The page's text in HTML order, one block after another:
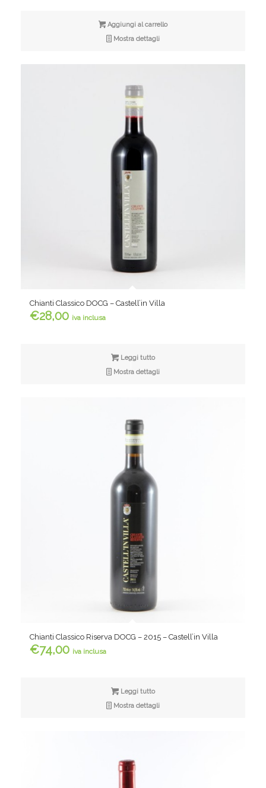
Aggiungi al carrello
Mostra dettagli
Chianti Classico DOCG – Castell’in Villa
€28,00 iva inclusa
Leggi tutto
Mostra dettagli
Chianti Classico Riserva DOCG – 2015 – Castell’in Villa
€74,00 iva inclusa
Leggi tutto
Mostra dettagli